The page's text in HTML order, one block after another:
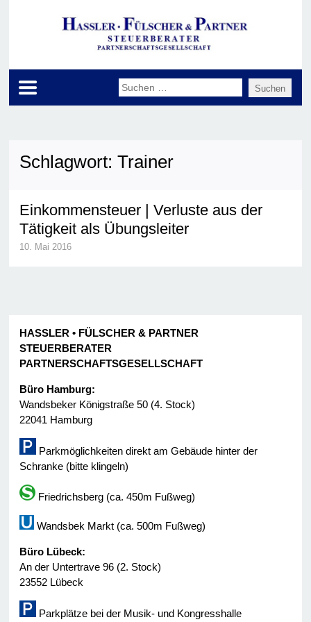
Schlagwort:Trainer
Einkommensteuer | Verluste aus der
Tätigkeit als Übungsleiter
10. Mai 2016
HASSLER • FÜLSCHER & PARTNER
STEUERBERATER
PARTNERSCHAFTSGESELLSCHAFT
Büro Hamburg:
Wandsbeker Königstraße 50 (4. Stock)
22041 Hamburg
Parkmöglichkeiten direkt am Gebäude hinter der
Schranke (bitte klingeln)
Friedrichsberg (ca. 450m Fußweg)
Wandsbek Markt (ca. 500m Fußweg)
Büro Lübeck:
An der Untertrave 96 (2. Stock)
23552 Lübeck
Parkplätze bei der Musik- und Kongresshalle